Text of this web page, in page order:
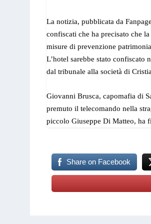
La notizia, pubblicata da
confiscati che ha precisato che
misure di prevenzione
L’hotel sarebbe stato confiscato
dal tribunale alla società di
Giovanni Brusca, capomafia di
premuto il telecomando nella
piccolo Giuseppe Di Matteo, ha
Share on Facebook